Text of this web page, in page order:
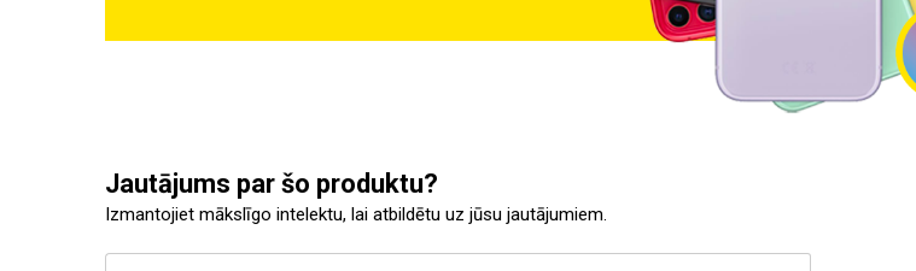
Jautājums par šo produktu?
Izmantojiet mākslīgo intelektu, lai atbildētu uz jūsu jautājumiem.